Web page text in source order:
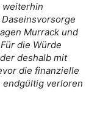
weiterhin
Murrack und
die Würde
deshalb mit
die finanzielle
endgültig verloren